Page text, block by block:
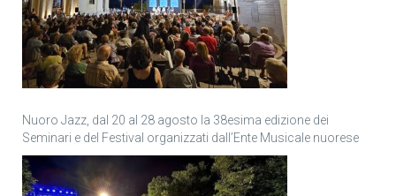
Nuoro Jazz, dal 20 al 28 agosto la 38esima edizione dei
Seminari e del Festival organizzati dall’Ente Musicale nuorese